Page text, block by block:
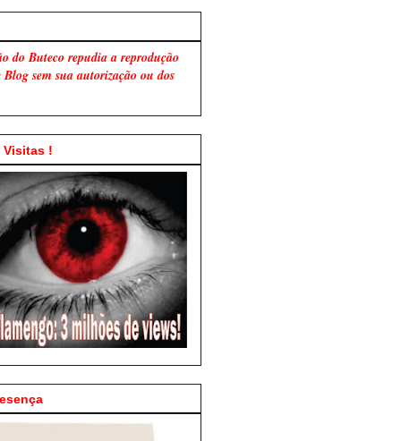
do Buteco repudia a reprodução
Blog sem sua autorização ou dos
Visitas !